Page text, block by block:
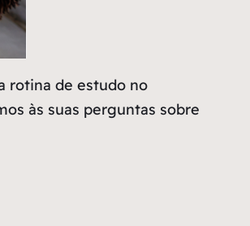
rotina de estudo no
às suas perguntas sobre